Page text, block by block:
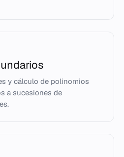
y cálculo de polinomios
a sucesiones de